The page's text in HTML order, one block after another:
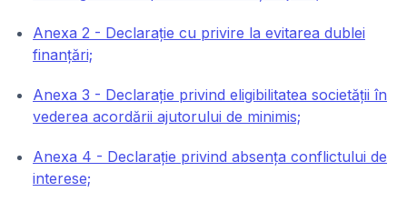
Anexa 2 - Declarație cu privire la evitarea dublei
finanțări;
Anexa 3 - Declarație privind eligibilitatea societății în
vederea acordării ajutorului de minimis;
Anexa 4 - Declarație privind absența conflictului de
interese;